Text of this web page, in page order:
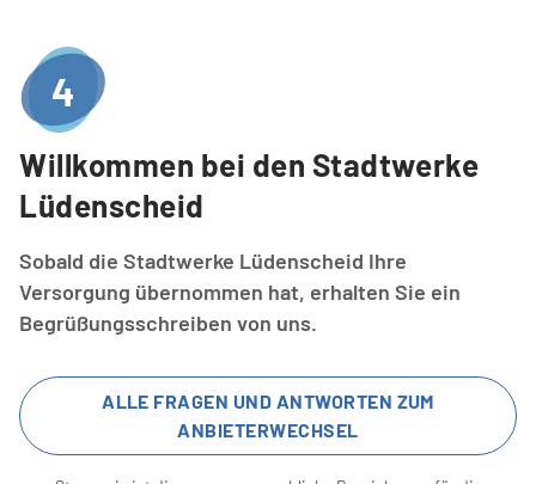
4
Willkommen bei den Stadtwerke
Lüdenscheid
Sobald die Stadtwerke Lüdenscheid Ihre
Versorgung übernommen hat, erhalten Sie ein
Begrüßungsschreiben von uns.
ALLE FRAGEN UND ANTWORTEN ZUM
ANBIETERWECHSEL